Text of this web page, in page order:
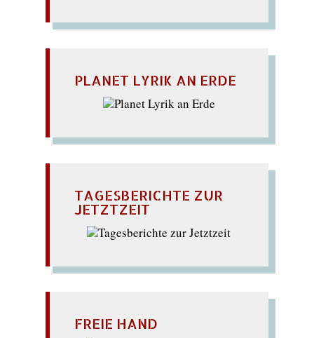
PLANET LYRIK AN ERDE
TAGESBERICHTE ZUR
JETZTZEIT
FREIE HAND